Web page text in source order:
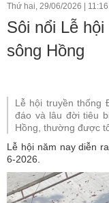
Thứ hai, 29/06/2026 11:16
Sôi nổi Lễ
sông Hồng
Lễ hội truyền thống
đáo và lâu đời tiêu
Hồng, thường được
Lễ hội năm nay diễn
6-2026.